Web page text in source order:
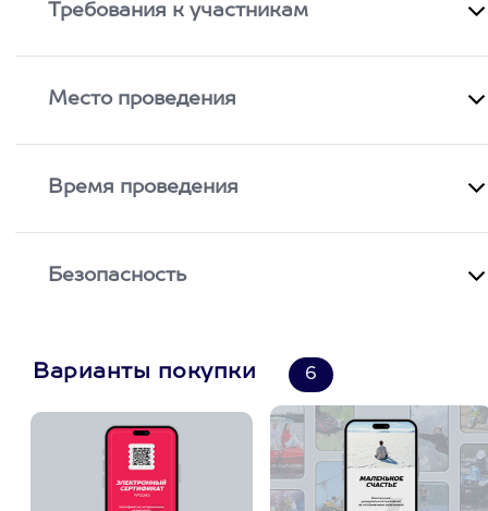
Требования к участникам
Место проведения
Время проведения
Безопасность
Варианты покупки 6